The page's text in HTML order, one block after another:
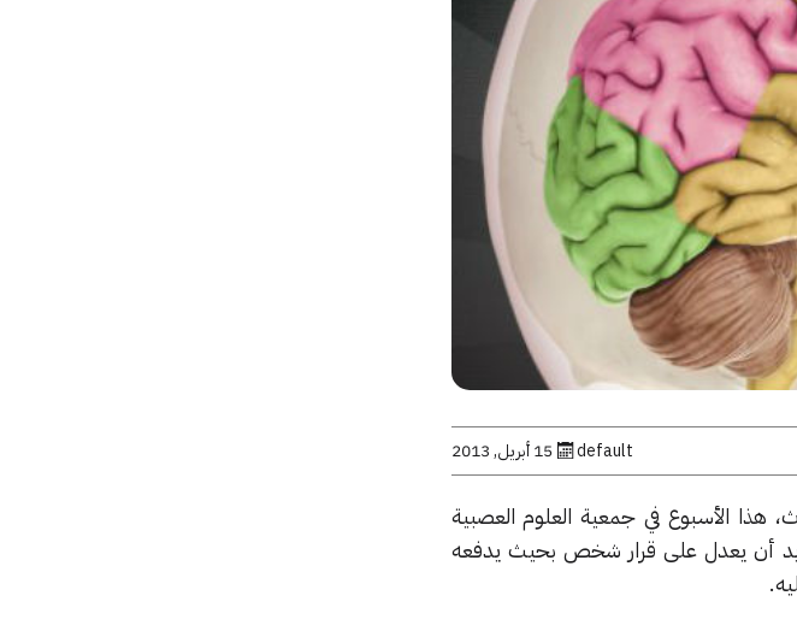
default 15 أبريل, 2013
هذا الأسبوع في جمعية العلوم العصبية
يريد أن يعدل على قرار شخص بحيث يدفعه